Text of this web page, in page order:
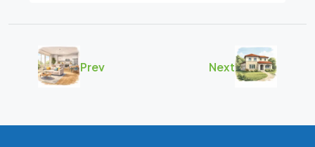
Prev Next